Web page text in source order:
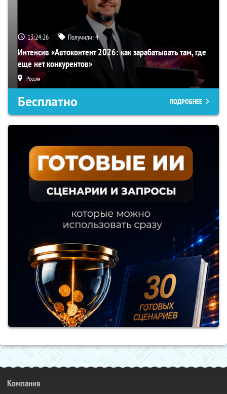
13:24:25 Получили:4
Интенсив «Автоконтент 2026: как зарабатывать там, где
еще нет конкурентов»
Россия
Бесплатно ПОДРОБНЕЕ
Компания